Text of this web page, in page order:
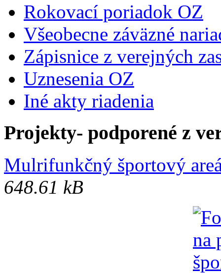
Rokovací poriadok OZ
Všeobecne záväzné
Zápisnice z verejných
Uznesenia OZ
Iné akty riadenia
Projekty- podporené z
Mulrifunkčný športový
648.61 kB